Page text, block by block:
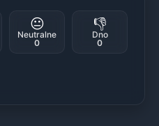
😐
Neutralne
0
👎
Dno
0